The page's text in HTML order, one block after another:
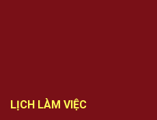
LỊCH LÀM VIỆC